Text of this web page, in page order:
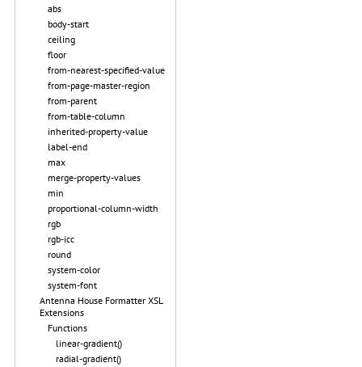
abs
body-start
ceiling
floor
from-nearest-specified-value
from-page-master-region
from-parent
from-table-column
inherited-property-value
label-end
max
merge-property-values
min
proportional-column-width
rgb
rgb-icc
round
system-color
system-font
Antenna House Formatter XSL
Extensions
Functions
linear-gradient()
radial-gradient()